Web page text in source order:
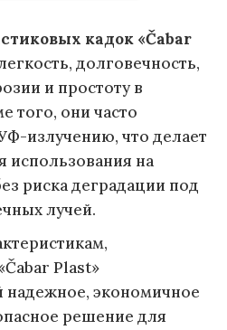
кадок «Čabar
долговечность,
и простоту в
того, они часто
излучению, что делает
использования на
риска деградации под
лучей.
Plast»
надежное, экономичное
решение для